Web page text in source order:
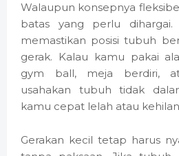
Walaupun konsepnya
batas yang perlu
memastikan posisi tubuh
gerak. Kalau kamu pakai
gym ball, meja berdiri,
usahakan tubuh tidak
kamu cepat lelah atau
Gerakan kecil tetap harus